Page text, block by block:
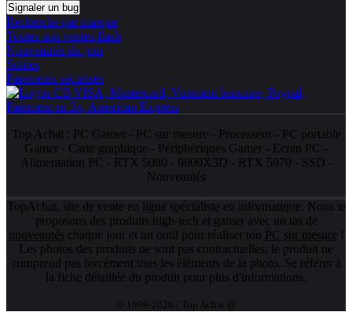
Signaler un bug
Recherche par marque
Toutes nos ventes flash
Nouveautés du jour
Soldes
Paiements sécurisés
Top Achat : PC Gamer- PC sur mesure - Processeur- PC portable
Gamer - Carte graphique - Périphériques Gamer - Ecran PC -
Alimentation PC - RTX 5080 - 9800X3D - RTX 5070 - SSD -
Nouveautés
TopAchat, site de vente en ligne spécialiste en informatique. Nous te
proposons des produits high-tech et gamer avec un tas de
nouveautés chaque jour et un outil pour réaliser ton PC sur mesure !
Les photos des produits ne sont pas contractuelles; le produit ne
comprend pas forcément tous les éléments de la photo. Se référer à
la fiche détaillée du produit pour plus d'informations.
© 1999-2026 / Top Achat @